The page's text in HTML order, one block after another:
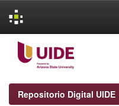
navigation
Repositorio Digital UIDE